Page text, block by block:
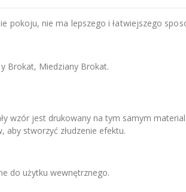
pokoju, nie ma lepszego i łatwiejszego
Brokat, Miedziany Brokat.
wzór jest drukowany na tym samym
stworzyć złudzenie efektu.
do użytku wewnętrznego.